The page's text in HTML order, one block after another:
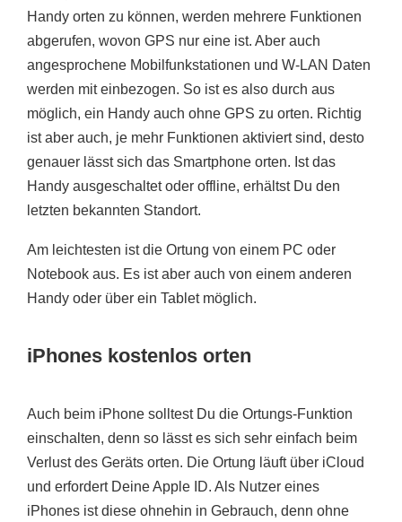
Handy orten zu können, werden mehrere Funktionen
abgerufen, wovon GPS nur eine ist. Aber auch
angesprochene Mobilfunkstationen und W-LAN Daten
werden mit einbezogen. So ist es also durch aus
möglich, ein Handy auch ohne GPS zu orten. Richtig
ist aber auch, je mehr Funktionen aktiviert sind, desto
genauer lässt sich das Smartphone orten. Ist das
Handy ausgeschaltet oder offline, erhältst Du den
letzten bekannten Standort.
Am leichtesten ist die Ortung von einem PC oder
Notebook aus. Es ist aber auch von einem anderen
Handy oder über ein Tablet möglich.
iPhones kostenlos orten
Auch beim iPhone solltest Du die Ortungs-Funktion
einschalten, denn so lässt es sich sehr einfach beim
Verlust des Geräts orten. Die Ortung läuft über iCloud
und erfordert Deine Apple ID. Als Nutzer eines
iPhones ist diese ohnehin in Gebrauch, denn ohne